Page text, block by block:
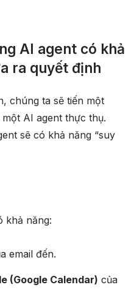
AI agent có khả
ra quyết định
chúng ta sẽ tiến một
AI agent thực thụ.
sẽ có khả năng “suy
khả năng:
email đến.
(Google Calendar) của